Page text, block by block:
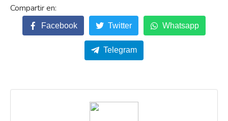
Facebook Twitter Whatsapp
Telegram